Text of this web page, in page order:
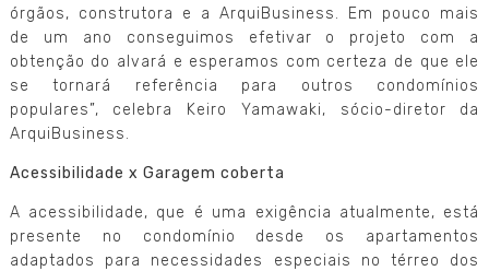
órgãos, construtora e a ArquiBusiness. Em pouco mais
de um ano conseguimos efetivar o projeto com a
obtenção do alvará e esperamos com certeza de que ele
se tornará referência para outros condomínios
populares”, celebra Keiro Yamawaki, sócio-diretor da
ArquiBusiness.
Acessibilidade x Garagem coberta
A acessibilidade, que é uma exigência atualmente, está
presente no condomínio desde os apartamentos
adaptados para necessidades especiais no térreo dos